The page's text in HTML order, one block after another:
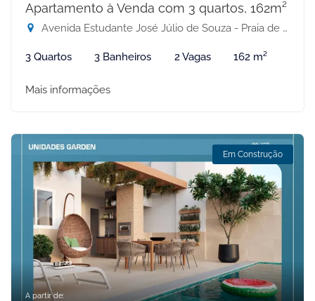
Apartamento à Venda com 3 quartos, 162m²
Avenida Estudante José Júlio de Souza - Praia de Itaparica, Vila Velha-ES
3 Quartos 3 Banheiros 2 Vagas 162 m²
Mais informações
Em Construção
A partir de: